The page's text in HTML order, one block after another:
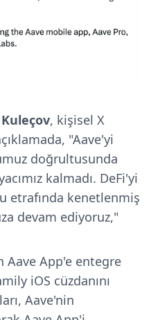
, kişisel X
"Aave'yi
doğrultusunda
kalmadı. DeFi'yi
etrafında kenetlenmiş
devam ediyoruz,"
Aave App'e entegre
iOS cüzdanını
Aave'nin